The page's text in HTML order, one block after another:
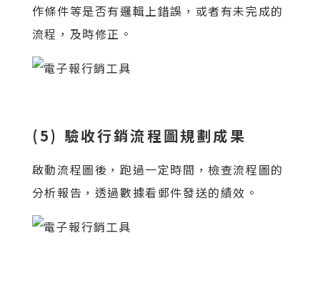
作條件等是否有邏輯上錯誤，或者有未完成的
流程，及時修正。
(5) 驗收行銷流程圖規劃成果
啟動流程圖後，跑過一定時間，檢查流程圖的
分析報告，透過數據看郵件發送的績效。